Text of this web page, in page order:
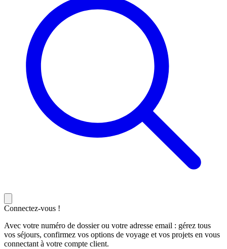
Connectez-vous !
Avec votre numéro de dossier ou votre adresse email : gérez tous
vos séjours, confirmez vos options de voyage et vos projets en vous
connectant à votre compte client.